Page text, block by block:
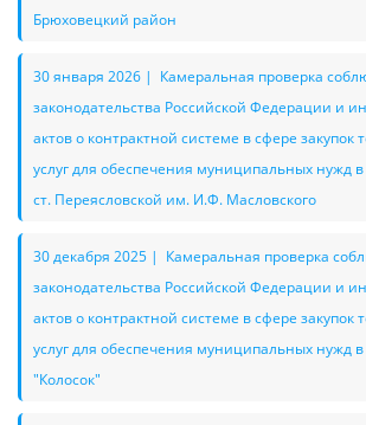
Брюховецкий район
30 января 2026 | Камеральная проверка
законодательства Российской Федерации и
актов о контрактной системе в сфере закупок
услуг для обеспечения муниципальных
ст. Переясловской им. И.Ф. Масловского
30 декабря 2025 | Камеральная проверка
законодательства Российской Федерации и
актов о контрактной системе в сфере закупок
услуг для обеспечения муниципальных нужд
"Колосок"